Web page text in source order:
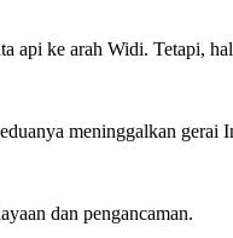
api ke arah Widi. Tetapi,
meninggalkan gerai
dan pengancaman.